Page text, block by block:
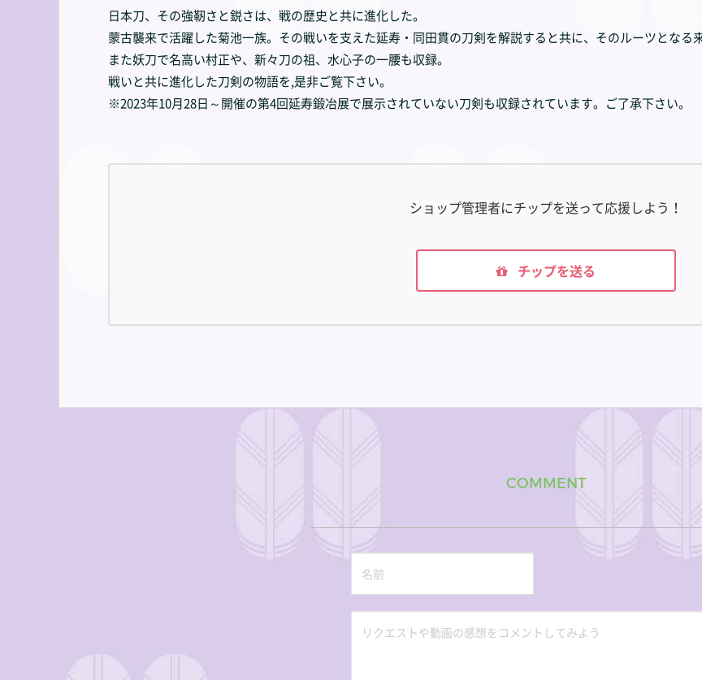
日本刀、その強靭さと鋭さは、戦の歴史と共に進化した。
蒙古襲来で活躍した菊池一族。その戦いを支えた延寿・同田貫の刀剣を解説すると共に、そのルーツとなる
また妖刀で名高い村正や、新々刀の祖、水心子の一腰も収録。
戦いと共に進化した刀剣の物語を,是非ご覧下さい。
※2023年10月28日～開催の第4回延寿鍛冶展で展示されていない刀剣も収録されています。ご了承下さい。
ショップ管理者にチップを送って応援しよう！
チップを送る
COMMENT